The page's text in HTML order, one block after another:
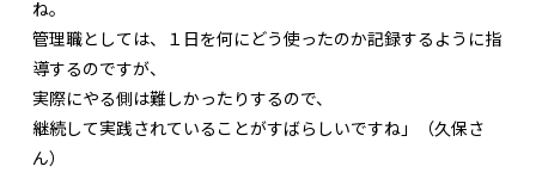
ね。
管理職としては、１日を何にどう使ったのか記録するように指
導するのですが、
実際にやる側は難しかったりするので、
継続して実践されていることがすばらしいですね」（久保さ
ん）